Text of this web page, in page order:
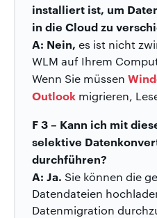
installiert ist, um
in die Cloud zu
A: Nein, es ist nicht
WLM auf Ihrem
Wenn Sie müssen
Outlook migrieren,
F 3 – Kann ich mit
selektive
durchführen?
A: Ja. Sie können die
Datendateien
Datenmigration